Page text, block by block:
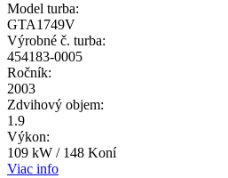
Model turba:
GTA1749V
Výrobné č. turba:
454183-0005
Ročník:
2003
Zdvihový objem:
1.9
Výkon:
109 kW / 148 Koní
Viac info